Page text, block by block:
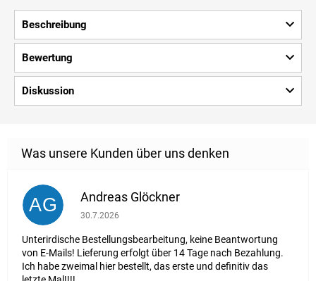
Beschreibung
Bewertung
Diskussion
AG Andreas Glöckner
Die Shop-Bewertung beträgt 1 von 5 Sternen.
30.7.2026
Unterirdische Bestellungsbearbeitung, keine Beantwortung
von E-Mails! Lieferung erfolgt über 14 Tage nach Bezahlung.
Ich habe zweimal hier bestellt, das erste und definitiv das